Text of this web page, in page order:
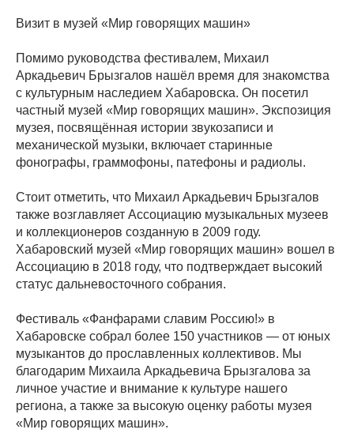
Визит в музей «Мир говорящих машин»
Помимо руководства фестивалем, Михаил
Аркадьевич Брызгалов нашёл время для знакомства
с культурным наследием Хабаровска. Он посетил
частный музей «Мир говорящих машин». Экспозиция
музея, посвящённая истории звукозаписи и
механической музыки, включает старинные
фонографы, граммофоны, патефоны и радиолы.
Стоит отметить, что Михаил Аркадьевич Брызгалов
также возглавляет Ассоциацию музыкальных музеев
и коллекционеров созданную в 2009 году.
Хабаровский музей «Мир говорящих машин» вошел в
Ассоциацию в 2018 году, что подтверждает высокий
статус дальневосточного собрания.
Фестиваль «Фанфарами славим Россию!» в
Хабаровске собрал более 150 участников — от юных
музыкантов до прославленных коллективов. Мы
благодарим Михаила Аркадьевича Брызгалова за
личное участие и внимание к культуре нашего
региона, а также за высокую оценку работы музея
«Мир говорящих машин».